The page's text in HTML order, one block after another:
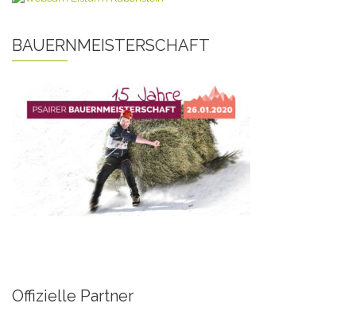
BAUERNMEISTERSCHAFT
Offizielle Partner